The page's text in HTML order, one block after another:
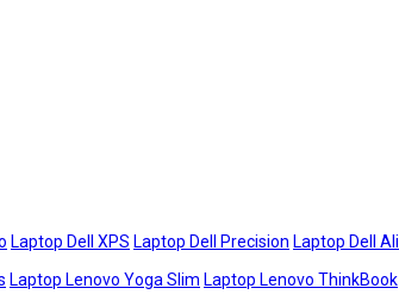
Laptop Dell XPS Laptop Dell Precision Laptop Dell
Laptop Lenovo Yoga Slim Laptop Lenovo ThinkBook